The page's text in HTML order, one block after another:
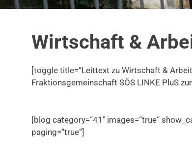
Wirtschaft &
[toggle title=“Leittext zu Wirtschaft &
Fraktionsgemeinschaft SÖS LINKE PluS
[blog category=“41″ images=“true“
paging=“true“]